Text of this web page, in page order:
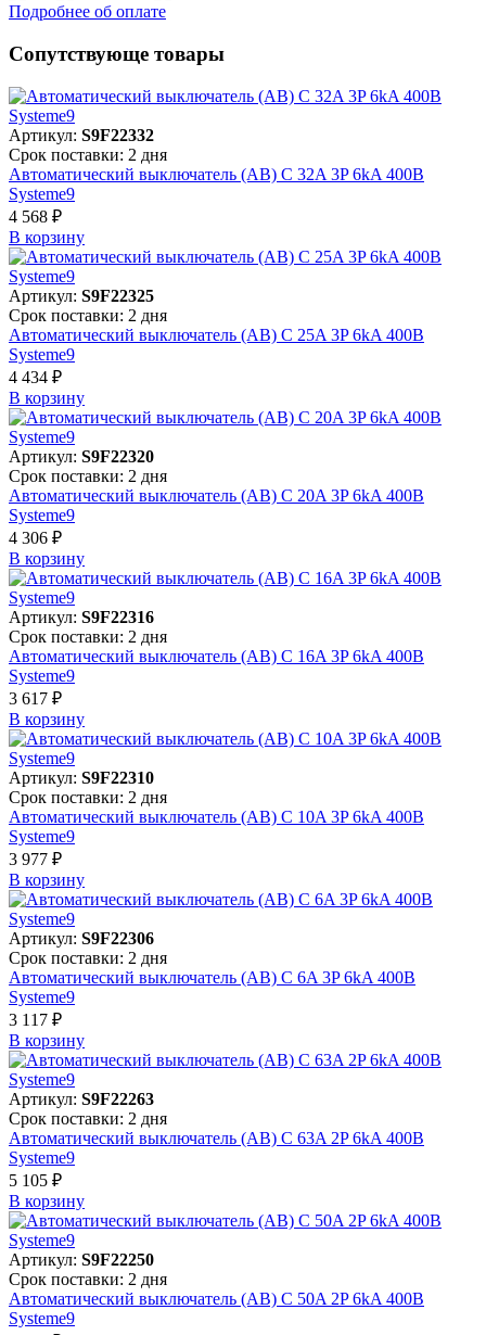
Подробнее об оплате
Сопутствующе товары
Артикул: S9F22332
Срок поставки: 2 дня
Автоматический выключатель (АВ) C 32A 3P 6kA 400В
Systeme9
4 568 ₽
В корзинy
Артикул: S9F22325
Срок поставки: 2 дня
Автоматический выключатель (АВ) C 25A 3P 6kA 400В
Systeme9
4 434 ₽
В корзинy
Артикул: S9F22320
Срок поставки: 2 дня
Автоматический выключатель (АВ) C 20A 3P 6kA 400В
Systeme9
4 306 ₽
В корзинy
Артикул: S9F22316
Срок поставки: 2 дня
Автоматический выключатель (АВ) C 16A 3P 6kA 400В
Systeme9
3 617 ₽
В корзинy
Артикул: S9F22310
Срок поставки: 2 дня
Автоматический выключатель (АВ) C 10A 3P 6kA 400В
Systeme9
3 977 ₽
В корзинy
Артикул: S9F22306
Срок поставки: 2 дня
Автоматический выключатель (АВ) C 6A 3P 6kA 400В
Systeme9
3 117 ₽
В корзинy
Артикул: S9F22263
Срок поставки: 2 дня
Автоматический выключатель (АВ) C 63A 2P 6kA 400В
Systeme9
5 105 ₽
В корзинy
Артикул: S9F22250
Срок поставки: 2 дня
Автоматический выключатель (АВ) C 50A 2P 6kA 400В
Systeme9